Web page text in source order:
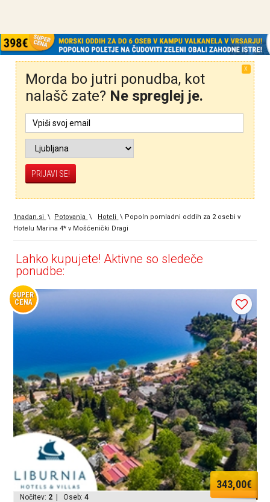
X
Morda bo jutri ponudba, kot
nalašč zate? Ne spreglej je.
1nadan.si \ Potovanja \ Hoteli \ Popoln pomladni oddih za 2 osebi v
Hotelu Marina 4* v Mošćenički Dragi
Lahko kupujete! Aktivne so sledeče
ponudbe:
SUPER
CENA
343,00€
Nočitev: 2 | Oseb:4